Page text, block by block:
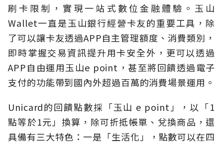
刷卡限制，實現一站式數位金融體驗。玉山
Wallet一直是玉山銀行經營卡友的重要工具，除
了可以讓卡友透過APP自主管理額度、消費類別，
即時掌握交易資訊提升用卡安全外，更可以透過
APP自由運用玉山e point，甚至將回饋透過電子
支付的功能帶到國內外超過百萬的消費場景運用。
Unicard的回饋點數採「玉山 e point」，以「1
點等於1元」換算，除可折抵帳單、兌換商品，還
具備有三大特色：一是「生活化」，點數可以在四